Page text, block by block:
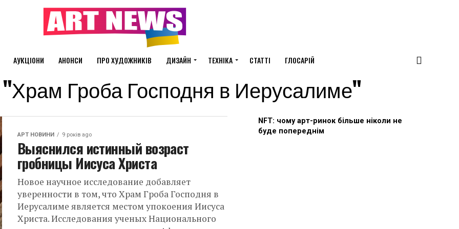
АУКЦІОНИ АНОНСИ ПРО ХУДОЖНИКІВ ДИЗАЙН ТЕХНІКА СТАТТІ ГЛОСАРІЙ
"Храм Гроба Господня в Иерусалиме"
АРТ НОВИНИ 9 років ago
Выяснился истинный возраст
гробницы Иисуса Христа
Новое научное исследование добавляет
уверенности в том, что Храм Гроба Господня в
Иерусалиме является местом упокоения Иисуса
Христа. Исследования ученых Национального
NFT: чому арт-ринок більше ніколи не
буде попереднім